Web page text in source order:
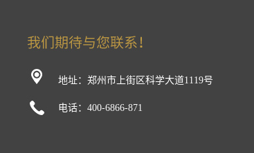
地址：郑州市上街区科学大道1119号
电话：400-6866-871